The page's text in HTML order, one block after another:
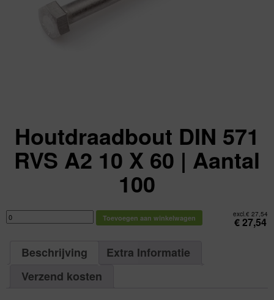
Houtdraadbout DIN 571
RVS A2 10 X 60 | Aantal
100
excl.€ 27,54
€27,54
Houtdraadbout
DIN
571
Aantal
Toevoegen aan winkelwagen
Beschrijving
Extra Informatie
Verzend kosten